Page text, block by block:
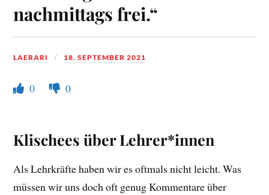
nachmittags frei.“
LAERARI 18. SEPTEMBER 2021
0 0
Klischees über Lehrer*innen
Als Lehrkräfte haben wir es oftmals nicht leicht. Was
müssen wir uns doch oft genug Kommentare über